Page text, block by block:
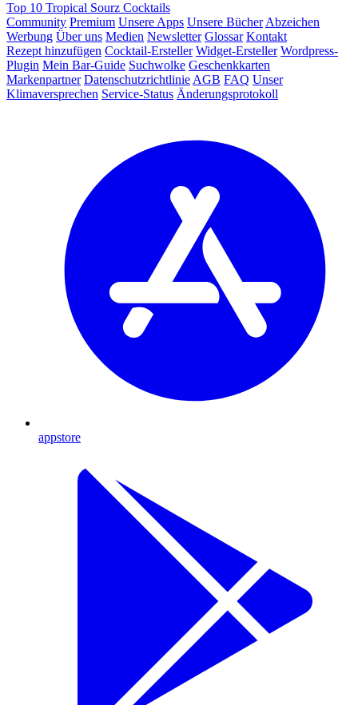
Top 10 Tropical Sourz Cocktails
Community Premium Unsere Apps Unsere Bücher Abzeichen
Werbung Über uns Medien Newsletter Glossar Kontakt
Rezept hinzufügen Cocktail-Ersteller Widget-Ersteller Wordpress-
Plugin Mein Bar-Guide Suchwolke Geschenkkarten
Markenpartner Datenschutzrichtlinie AGB FAQ Unser
Klimaversprechen Service-Status Änderungsprotokoll
appstore